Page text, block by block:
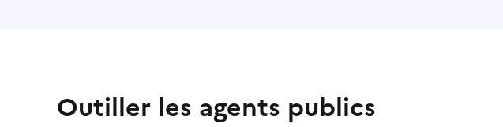
Outiller les agents publics